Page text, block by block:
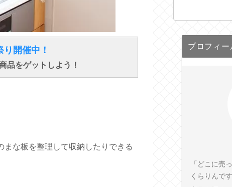
開催中！
品をゲットしよう！
まな板を整理して収納したりできる
プロフィー
「どこに売
くらりんです